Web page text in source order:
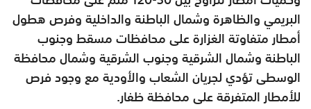
البريمي والظاهرة وشمال الباطنة والداخلية وفرص هطول
أمطار متفاوتة الغزارة على محافظات مسقط وجنوب
الباطنة وشمال الشرقية وجنوب الشرقية وشمال محافظة
الوسطى تؤدي لجريان الشعاب والأودية مع وجود فرص
للأمطار المتفرقة على محافظة ظفار.